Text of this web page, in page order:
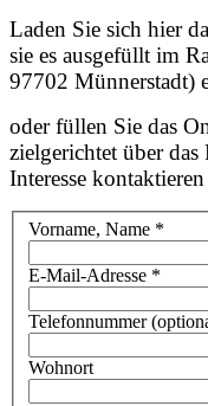
Laden Sie sich hier
sie es ausgefüllt im
97702 Münnerstadt)
oder füllen Sie das
zielgerichtet über
Interesse
Vorname, Name *
E-Mail-Adresse *
Telefonnummer
Wohnort